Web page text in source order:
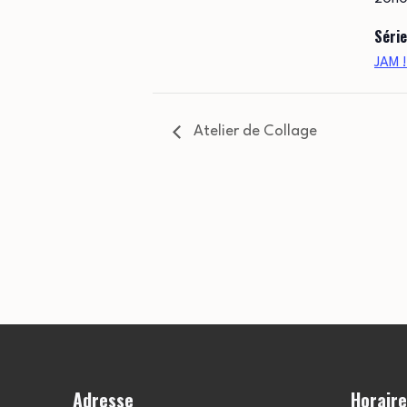
JAM !
Atelier de Collage
Adresse